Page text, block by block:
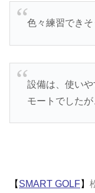
色々練習できそ
設備は、使い
モートでした
【 SMART GOLF】